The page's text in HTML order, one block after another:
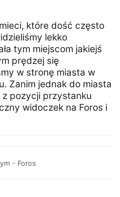
które dość często
lekko
tym miejscom jakiejś
prędzej się
w stronę miasta w
Zanim jednak do miasta
pozycji przystanku
widoczek na Foros i